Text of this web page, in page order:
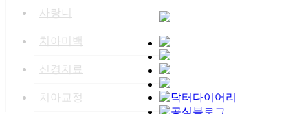
사랑니
치아미백
신경치료
치아교정